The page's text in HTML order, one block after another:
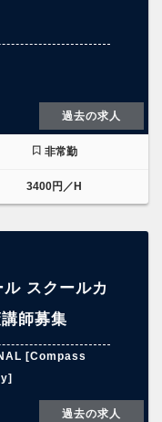
過去の求人
非常勤
3400円／H
スクールカ
師募集
[Compass
過去の求人